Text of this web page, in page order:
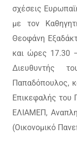
σχέσεις
με τον
Θεοφάνη
και ώρες 17.30
Διευθυντής
Παπαδόπουλος,
Επικεφαλής του
ΕΛΙΑΜΕΠ,
(Οικονομικό